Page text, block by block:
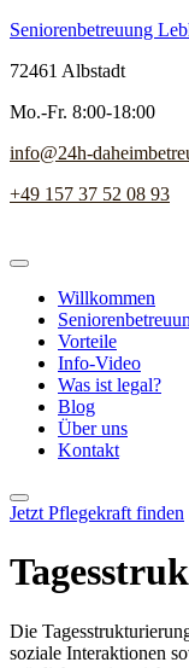
Seniorenbetreuung
72461 Albstadt
Mo.-Fr. 8:00-18:00
info@24h-
+49 157 37 52 08 93
Willkommen
Vorteile
Info-Video
Was ist legal?
Blog
Über uns
Kontakt
Jetzt Pflegekraft finden
Die
soziale Interaktionen